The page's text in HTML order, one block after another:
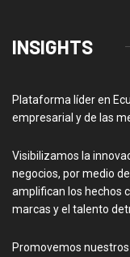
INSIGHTS
Plataforma líder en
empresarial y de las
Visibilizamos la
negocios, por medio
amplifican los hechos
marcas y el talento
Promovemos nuestros